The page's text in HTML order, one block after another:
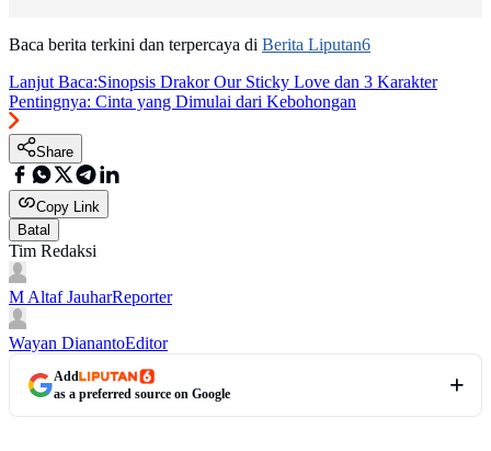
Baca berita terkini dan terpercaya di Berita Liputan6
Lanjut Baca:Sinopsis Drakor Our Sticky Love dan 3 Karakter
Pentingnya: Cinta yang Dimulai dari Kebohongan
Share
Copy Link
Batal
Tim Redaksi
M Altaf JauharReporter
Wayan DianantoEditor
Add
as a preferred source on Google